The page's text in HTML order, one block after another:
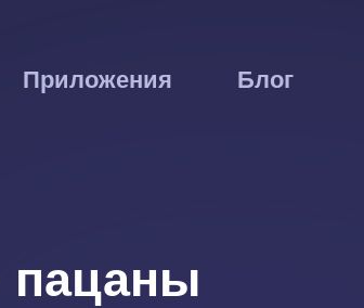
Приложения Блог
пацаны